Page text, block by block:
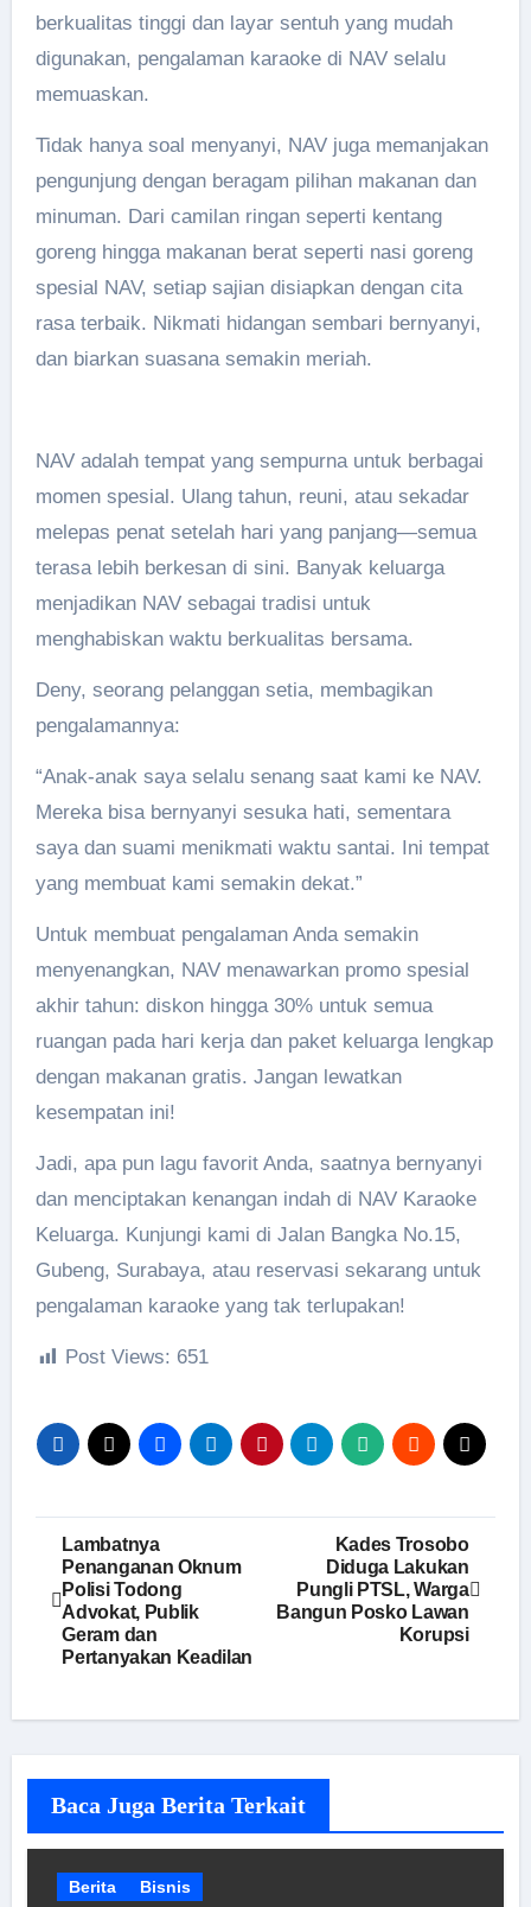
berkualitas tinggi dan layar sentuh yang mudah
digunakan, pengalaman karaoke di NAV selalu
memuaskan.
Tidak hanya soal menyanyi, NAV juga memanjakan
pengunjung dengan beragam pilihan makanan dan
minuman. Dari camilan ringan seperti kentang
goreng hingga makanan berat seperti nasi goreng
spesial NAV, setiap sajian disiapkan dengan cita
rasa terbaik. Nikmati hidangan sembari bernyanyi,
dan biarkan suasana semakin meriah.
NAV adalah tempat yang sempurna untuk berbagai
momen spesial. Ulang tahun, reuni, atau sekadar
melepas penat setelah hari yang panjang—semua
terasa lebih berkesan di sini. Banyak keluarga
menjadikan NAV sebagai tradisi untuk
menghabiskan waktu berkualitas bersama.
Deny, seorang pelanggan setia, membagikan
pengalamannya:
“Anak-anak saya selalu senang saat kami ke NAV.
Mereka bisa bernyanyi sesuka hati, sementara
saya dan suami menikmati waktu santai. Ini tempat
yang membuat kami semakin dekat.”
Untuk membuat pengalaman Anda semakin
menyenangkan, NAV menawarkan promo spesial
akhir tahun: diskon hingga 30% untuk semua
ruangan pada hari kerja dan paket keluarga lengkap
dengan makanan gratis. Jangan lewatkan
kesempatan ini!
Jadi, apa pun lagu favorit Anda, saatnya bernyanyi
dan menciptakan kenangan indah di NAV Karaoke
Keluarga. Kunjungi kami di Jalan Bangka No.15,
Gubeng, Surabaya, atau reservasi sekarang untuk
pengalaman karaoke yang tak terlupakan!
Post Views: 651
Navigasi
pos
Lambatnya
Penanganan Oknum
Polisi Todong
Advokat, Publik
Geram dan
Pertanyakan Keadilan
Kades Trosobo
Diduga Lakukan
Pungli PTSL, Warga
Bangun Posko Lawan
Korupsi
Baca Juga Berita Terkait
Berita Bisnis